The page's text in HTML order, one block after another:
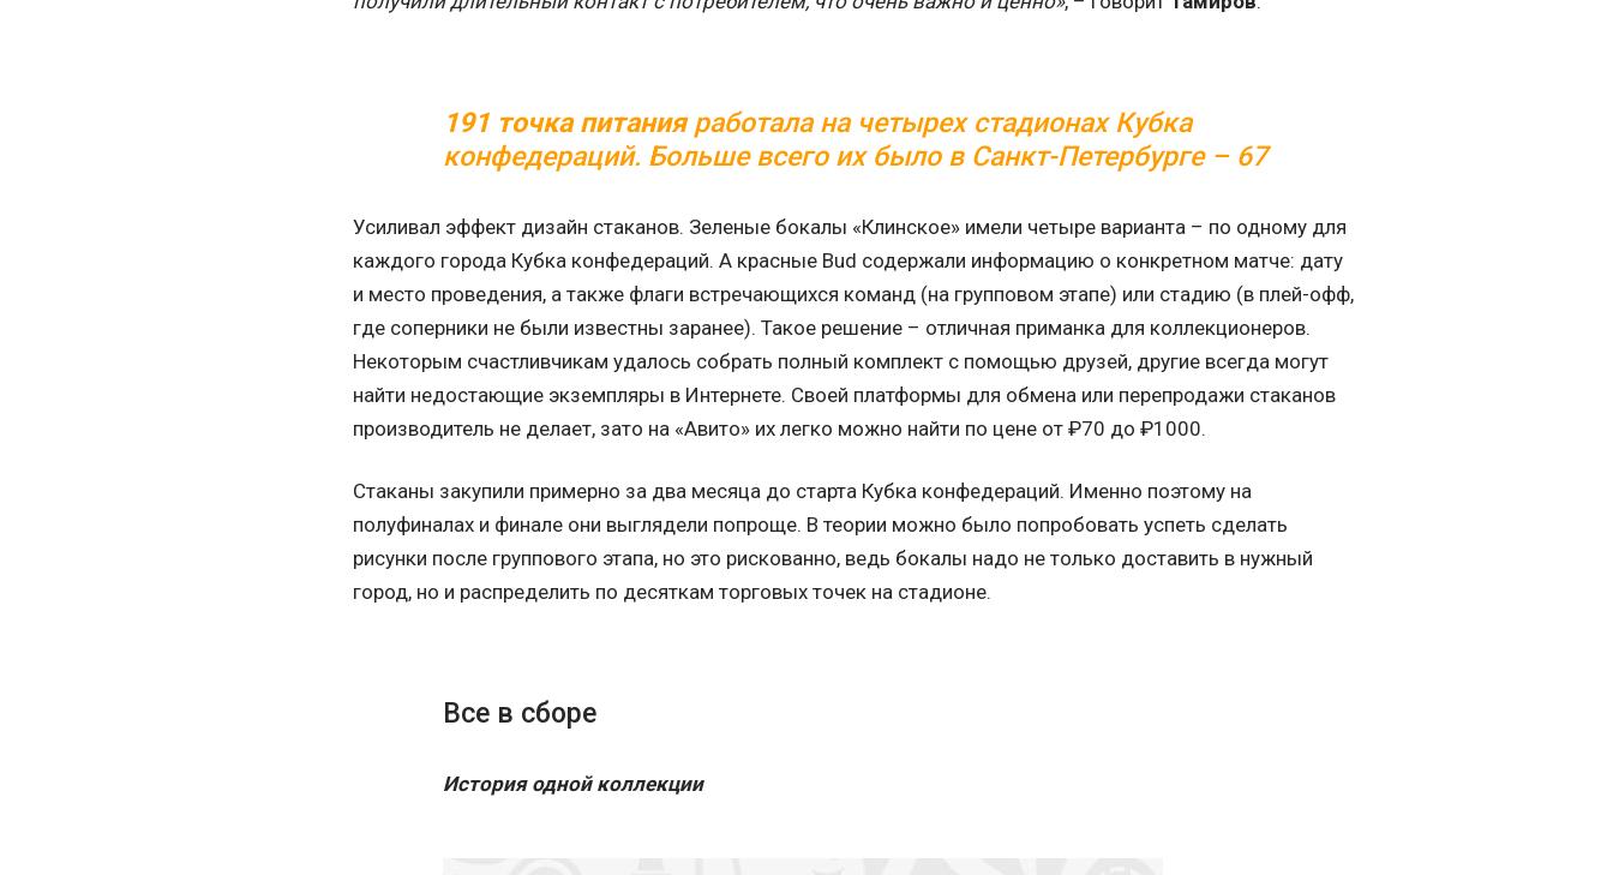
191 точка питанияработала на четырех стадионах Кубка
конфедераций. Больше всего их было в Санкт-Петербурге – 67
Усиливал эффект дизайн стаканов. Зеленые бокалы «Клинское» имели четыре варианта – по одному для
каждого города Кубка конфедераций. А красные Bud содержали информацию о конкретном матче: дату
и место проведения, а также флаги встречающихся команд (на групповом этапе) или стадию (в плей-офф,
где соперники не были известны заранее). Такое решение – отличная приманка для коллекционеров.
Некоторым счастливчикам удалось собрать полный комплект с помощью друзей, другие всегда могут
найти недостающие экземпляры в Интернете. Своей платформы для обмена или перепродажи стаканов
производитель не делает, зато на «Авито» их легко можно найти по цене от ₽70 до ₽1000.
Стаканы закупили примерно за два месяца до старта Кубка конфедераций. Именно поэтому на
полуфиналах и финале они выглядели попроще. В теории можно было попробовать успеть сделать
рисунки после группового этапа, но это рискованно, ведь бокалы надо не только доставить в нужный
город, но и распределить по десяткам торговых точек на стадионе.
Все в сборе
История одной коллекции